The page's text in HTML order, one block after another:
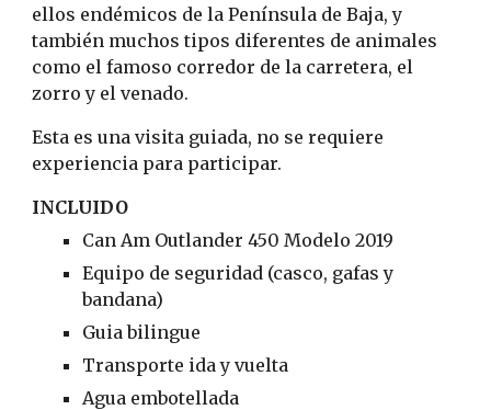
ellos endémicos de la Península de Baja, y
también muchos tipos diferentes de animales
como el famoso corredor de la carretera, el
zorro y el venado.
Esta es una visita guiada, no se requiere
experiencia para participar.
INCLUIDO
Can Am Outlander 450 Modelo 2019
Equipo de seguridad (casco, gafas y
bandana)
Guia bilingue
Transporte ida y vuelta
Agua embotellada